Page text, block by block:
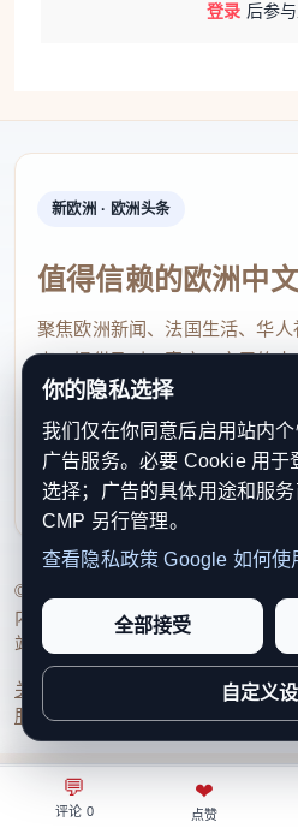
💬
评论 0
❤
点赞
登录 后参
新欧洲 · 欧洲头条
值得信赖的欧洲中
聚焦欧洲新闻、法国生活、华
点，提供及时、真实、实用的
速了解欧洲动态。
contact@xinouzhou.com
服务支持、版权与合作：工作日
利通知
© 2026 新欧洲·欧洲头条. All
内容透明度、联系方式与用户权利
站点完整度。
关于我们 编辑规范日期归
服务条款联系我们
你的隐私选择
我们仅在你同意后启用站内
广告服务。必要 Cookie 用于
选择；广告的具体用途和服
CMP 另行管理。
查看隐私政策 Google 如何使
全部接受
自定义
⌂
首页
◎
关注